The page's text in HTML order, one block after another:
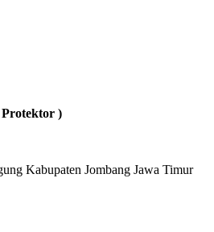
)
Kabupaten Jombang Jawa Timur